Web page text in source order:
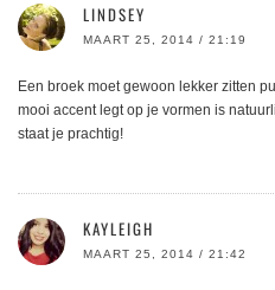
LINDSEY
MAART 25, 2014 / 21:19
Een broek moet gewoon lekker zitten
mooi accent legt op je vormen is
staat je prachtig!
KAYLEIGH
MAART 25, 2014 / 21:42